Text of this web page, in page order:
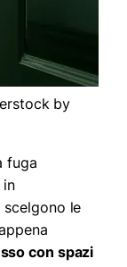
by
fuga
in
scelgono le
con spazi